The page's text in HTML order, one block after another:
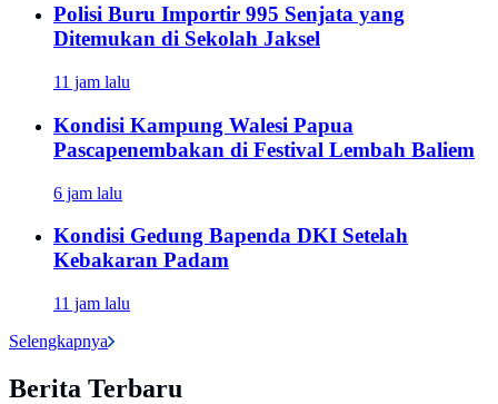
Polisi Buru Importir 995 Senjata yang
Ditemukan di Sekolah Jaksel
11 jam lalu
Kondisi Kampung Walesi Papua
Pascapenembakan di Festival Lembah Baliem
6 jam lalu
Kondisi Gedung Bapenda DKI Setelah
Kebakaran Padam
11 jam lalu
Selengkapnya
Berita Terbaru